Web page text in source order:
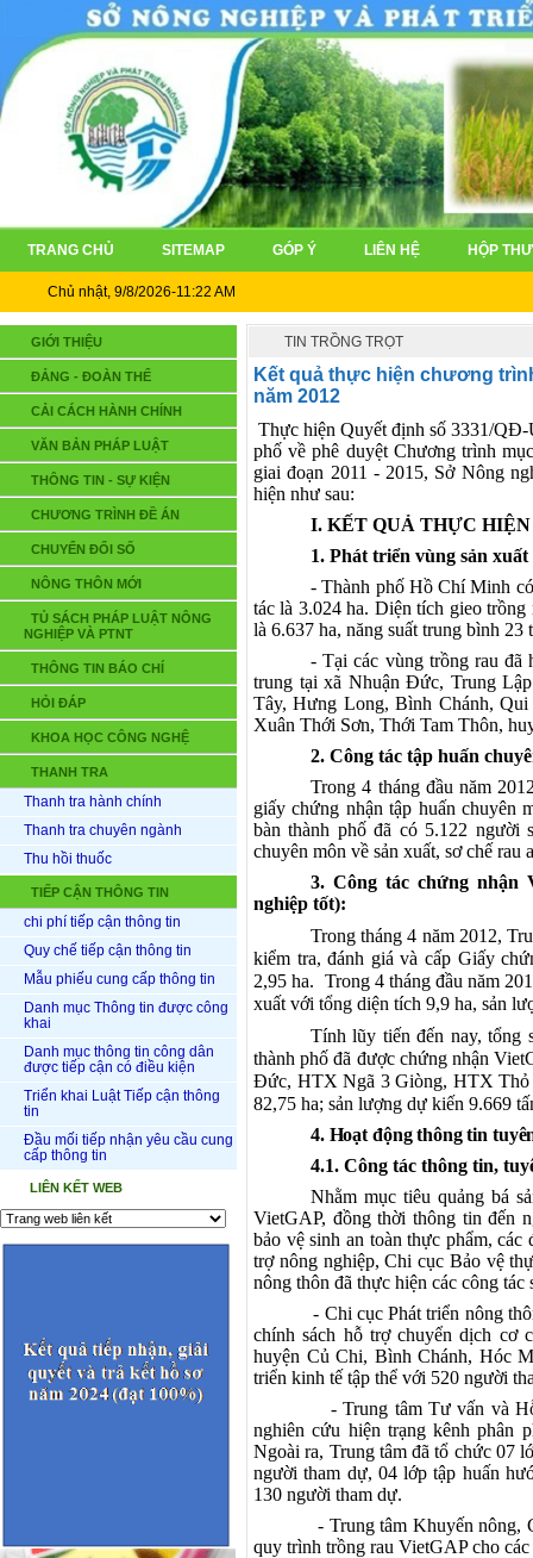
TRANG CHỦ SITEMAP GÓP Ý LIÊN HỆ HỘP
Chủ nhật, 9/8/2026-11:22 AM
GIỚI THIỆU
ĐẢNG - ĐOÀN THỂ
CẢI CÁCH HÀNH CHÍNH
VĂN BẢN PHÁP LUẬT
THÔNG TIN - SỰ KIỆN
CHƯƠNG TRÌNH ĐỀ ÁN
CHUYỂN ĐỔI SỐ
NÔNG THÔN MỚI
TỦ SÁCH PHÁP LUẬT NÔNG
NGHIỆP VÀ PTNT
THÔNG TIN BÁO CHÍ
HỎI ĐÁP
KHOA HỌC CÔNG NGHỆ
THANH TRA
Thanh tra hành chính
Thanh tra chuyên ngành
Thu hồi thuốc
TIẾP CẬN THÔNG TIN
chi phí tiếp cận thông tin
Quy chế tiếp cận thông tin
Mẫu phiếu cung cấp thông tin
Danh mục Thông tin được công
khai
Danh mục thông tin công dân
được tiếp cận có điều kiện
Triển khai Luật Tiếp cận thông
tin
Đầu mối tiếp nhận yêu cầu cung
cấp thông tin
LIÊN KẾT WEB
TIN TRỒNG TRỌT
Kết quả thực hiện chương
năm 2012
Thực hiện Quyết định số 3331/
phố về phê duyệt Chương trình
giai đoạn 2011 - 2015, Sở Nông
hiện như sau:
I. KẾT QUẢ THỰC
1. Phát triển vùng sản
- Thành phố Hồ Chí Minh
tác là 3.024 ha. Diện tích gieo
là 6.637 ha, năng suất trung bình 23
- Tại các vùng trồng rau đã
trung tại xã Nhuận Đức, Trung
Tây, Hưng Long, Bình Chánh,
Xuân Thới Sơn, Thới Tam Thôn,
2. Công tác tập huấn
Trong 4 tháng đầu năm
giấy chứng nhận tập huấn chuyên
bàn thành phố đã có 5.122 người
chuyên môn về sản xuất, sơ chế rau
3. Công tác chứng nhận
nghiệp tốt):
Trong tháng 4 năm 2012,
kiểm tra, đánh giá và cấp Giấy
2,95 ha. Trong 4 tháng đầu năm
xuất với tổng diện tích 9,9 ha, sản
Tính lũy tiến đến nay, tổng
thành phố đã được chứng nhận
Đức, HTX Ngã 3 Giòng, HTX Thỏ
82,75 ha; sản lượng dự kiến 9.669
4. Hoạt động thông tin
4.1. Công tác thông tin,
Nhằm mục tiêu quảng bá
VietGAP, đồng thời thông tin đến
bảo vệ sinh an toàn thực phẩm,
trợ nông nghiệp, Chi cục Bảo vệ
nông thôn đã thực hiện các công tác
- Chi cục Phát triển nông thôn
chính sách hỗ trợ chuyển dịch cơ
huyện Củ Chi, Bình Chánh, Hóc
triển kinh tế tập thể với 520 người
- Trung tâm Tư vấn và Hỗ trợ
nghiên cứu hiện trạng kênh phân
Ngoài ra, Trung tâm đã tổ chức 07
người tham dự, 04 lớp tập huấn
130 người tham dự.
- Trung tâm Khuyến nông, Chi
quy trình trồng rau VietGAP cho